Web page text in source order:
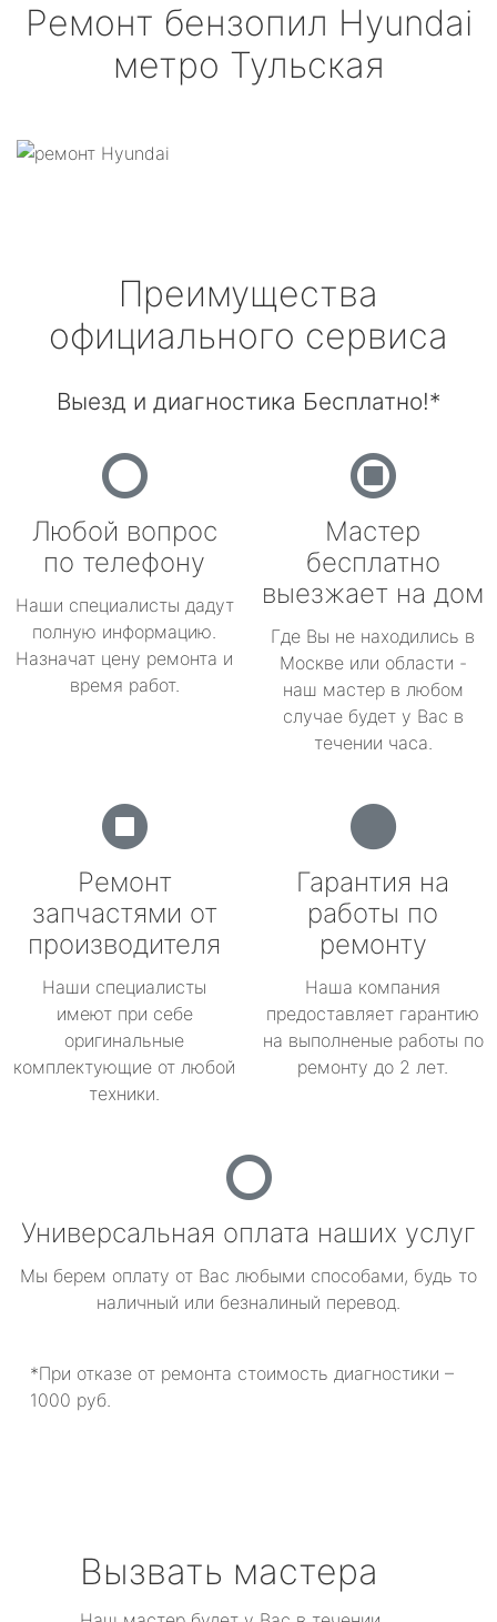
Ремонт бензопил Hyundai
метро Тульская
Преимущества
официального сервиса
Выезд и диагностика Бесплатно!*
Любой вопрос
по телефону
Наши специалисты дадут
полную информацию.
Назначат цену ремонта и
время работ.
Мастер
бесплатно
выезжает на дом
Где Вы не находились в
Москве или области -
наш мастер в любом
случае будет у Вас в
течении часа.
Ремонт
запчастями от
производителя
Наши специалисты
имеют при себе
оригинальные
комплектующие от любой
техники.
Гарантия на
работы по
ремонту
Наша компания
предоставляет гарантию
на выполненые работы по
ремонту до 2 лет.
Универсальная оплата наших услуг
Мы берем оплату от Вас любыми способами, будь то
наличный или безналиный перевод.
*При отказе от ремонта стоимость диагностики –
1000 руб.
Вызвать мастера